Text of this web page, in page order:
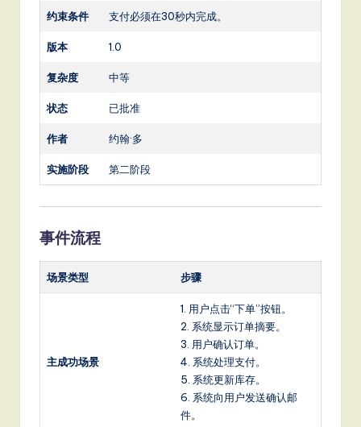
约束条件 支付必须在30秒内完成。
版本 1.0
复杂度 中等
状态 已批准
作者 约翰·多
实施阶段 第二阶段
事件流程
场景类型 步骤
主成功场景
1. 用户点击“下单”按钮。
2. 系统显示订单摘要。
3. 用户确认订单。
4. 系统处理支付。
5. 系统更新库存。
6. 系统向用户发送确认邮
件。